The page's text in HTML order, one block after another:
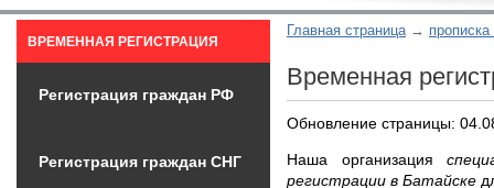
Главная страница
Временная
Обновление страницы:
Наша организация
регистрации в Батайске
ВРЕМЕННАЯ РЕГИСТРАЦИЯ
Регистрация граждан РФ
Регистрация граждан СНГ